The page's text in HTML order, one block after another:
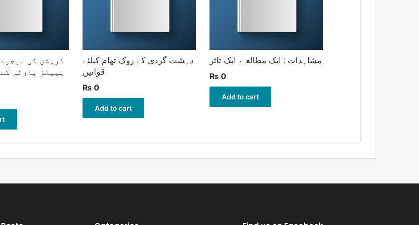
کرپشن کی
پیپلز پارٹی
دہشت گردی کے روک تھام کیلئے
قوانین
₨0
Add to cart
مشاہدات : ایک مطالعہ، ایک تاثر
₨0
Add to cart